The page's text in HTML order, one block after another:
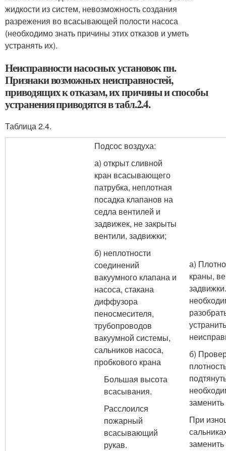
жидкости из систем, невозможность создания
разрежения во всасывающей полости насоса
(необходимо знать причины этих отказов и уметь
устранять их).
Неисправности насосных установок пн.
Признаки возможных неисправностей,
приводящих к отказам, их причины и способы
устранения приводятся в табл.2.4.
Таблица 2.4.
Подсос воздуха:
а) открыт сливной
кран всасывающего
патрубка, неплотная
посадка клапанов на
седла вентилей и
задвижек, не закрыты
вентили, задвижки;
б) неплотности
соединений
вакуумного клапана и
насоса, стакана
диффузора
пеносмесителя,
трубопроводов
вакуумной системы,
сальников насоса,
пробкового крана
Большая высота
всасывания.
Расслоился
пожарный
всасывающий
рукав.
а)
краны,
устранить
б)
При
заменить